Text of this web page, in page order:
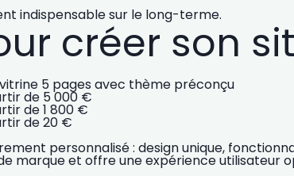
indispensable sur le long-terme.
créer son
5 pages avec thème préconçu
de 5 000 €
de 1 800 €
de 20 €
personnalisé : design unique,
marque et offre uneexpérience utilisateur